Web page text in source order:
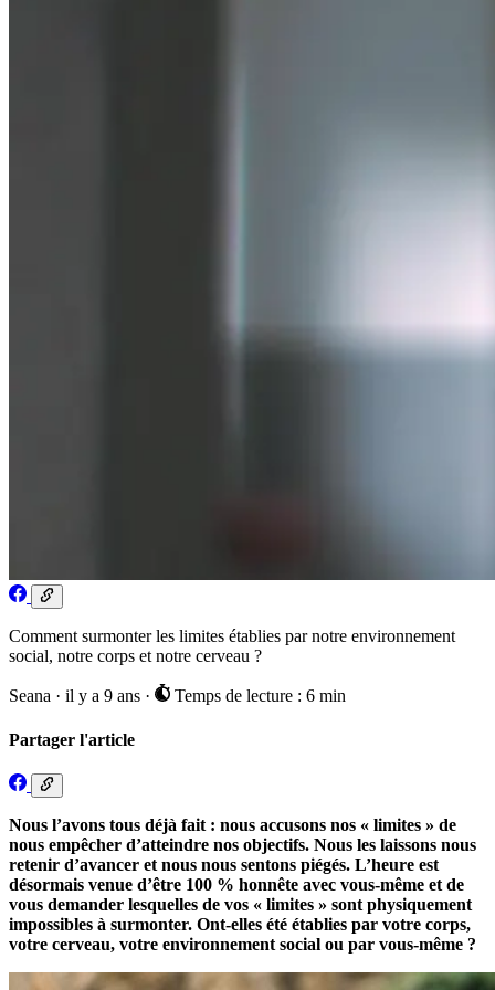
Comment surmonter les limites établies par notre environnement
social, notre corps et notre cerveau ?
Seana · il y a 9 ans · Temps de lecture : 6 min
Partager l'article
Nous l’avons tous déjà fait : nous accusons nos « limites » de
nous empêcher d’atteindre nos objectifs. Nous les laissons nous
retenir d’avancer et nous nous sentons piégés. L’heure est
désormais venue d’être 100 % honnête avec vous-même et de
vous demander lesquelles de vos « limites » sont physiquement
impossibles à surmonter. Ont-elles été établies par votre corps,
votre cerveau, votre environnement social ou par vous-même ?